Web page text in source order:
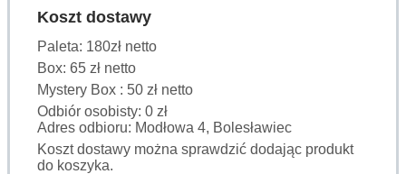
Koszt dostawy
Paleta: 180zł netto
Box: 65 zł netto
Mystery Box : 50 zł netto
Odbiór osobisty: 0 zł
Adres odbioru: Modłowa 4, Bolesławiec
Koszt dostawy można sprawdzić dodając produkt
do koszyka.